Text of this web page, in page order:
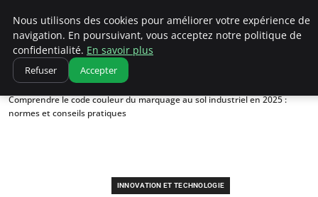
Ultimatefs
Accueil
Innovation et technologie
Comprendre le code couleur du marquage au sol industriel en 2025 :
normes et conseils pratiques
INNOVATION ET TECHNOLOGIE
Nous utilisons des cookies pour améliorer votre expérience de
navigation. En poursuivant, vous acceptez notre politique de
confidentialité. En savoir plus
Refuser Accepter